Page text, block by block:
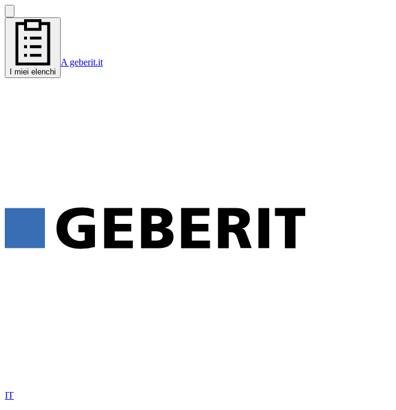
I miei elenchi
A geberit.it
IT